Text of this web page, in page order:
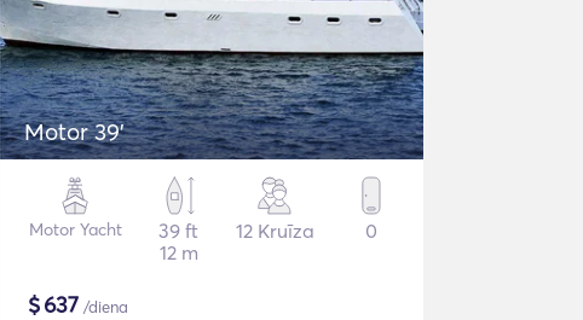
Motor 39'
Motor Yacht
39 ft
12 m
12 Kruīza 0
$637 /diena